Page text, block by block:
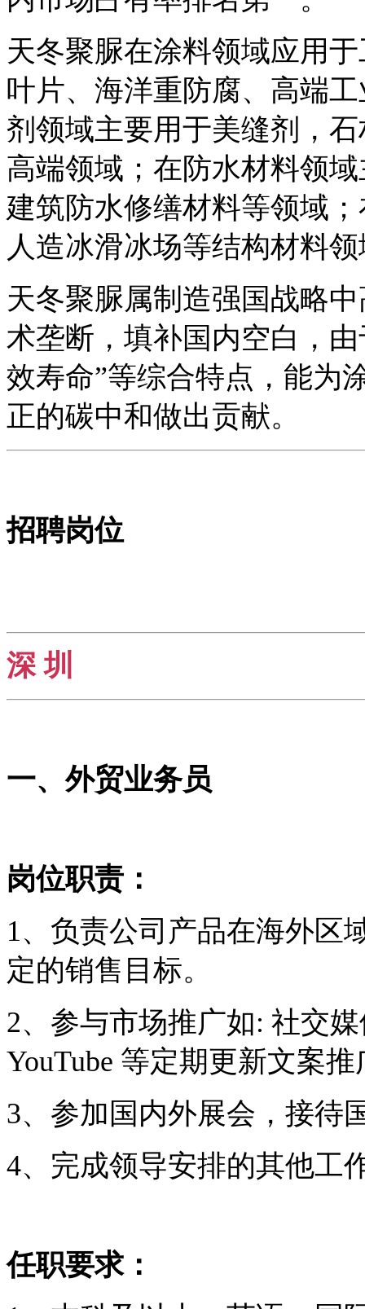
天冬聚脲在涂料领域应用
叶片、海洋重防腐、高端
剂领域主要用于美缝剂，
高端领域；在防水材料领
建筑防水修缮材料等领域
人造冰滑冰场等结构材料
天冬聚脲属制造强国战略
术垄断，填补国内空白，
效寿命”等综合特点，能为
正的碳中和做出贡献。
招聘岗位
深 圳
一、外贸业务员
岗位职责：
1、负责公司产品在海外区
定的销售目标。
2、参与市场推广如: 社交媒
YouTube 等定期更新文案
3、参加国内外展会，接待
4、完成领导安排的其他工
任职要求：